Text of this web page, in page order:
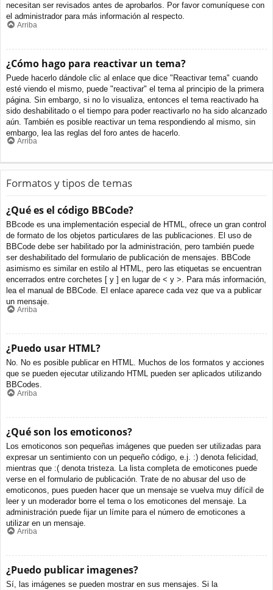
necesitan ser revisados antes de aprobarlos. Por favor comuníquese con
el administrador para más información al respecto.
Arriba
¿Cómo hago para reactivar un tema?
Puede hacerlo dándole clic al enlace que dice "Reactivar tema" cuando
esté viendo el mismo, puede "reactivar" el tema al principio de la primera
página. Sin embargo, si no lo visualiza, entonces el tema reactivado ha
sido deshabilitado o el tiempo para poder reactivarlo no ha sido alcanzado
aún. También es posible reactivar un tema respondiendo al mismo, sin
embargo, lea las reglas del foro antes de hacerlo.
Arriba
Formatos y tipos de temas
¿Qué es el código BBCode?
BBcode es una implementación especial de HTML, ofrece un gran control
de formato de los objetos particulares de las publicaciones. El uso de
BBCode debe ser habilitado por la administración, pero también puede
ser deshabilitado del formulario de publicación de mensajes. BBCode
asimismo es similar en estilo al HTML, pero las etiquetas se encuentran
encerrados entre corchetes [ y ] en lugar de < y >. Para más información,
lea el manual de BBCode. El enlace aparece cada vez que va a publicar
un mensaje.
Arriba
¿Puedo usar HTML?
No. No es posible publicar en HTML. Muchos de los formatos y acciones
que se pueden ejecutar utilizando HTML pueden ser aplicados utilizando
BBCodes.
Arriba
¿Qué son los emoticonos?
Los emoticonos son pequeñas imágenes que pueden ser utilizadas para
expresar un sentimiento con un pequeño código, e.j. :) denota felicidad,
mientras que :( denota tristeza. La lista completa de emoticones puede
verse en el formulario de publicación. Trate de no abusar del uso de
emoticonos, pues pueden hacer que un mensaje se vuelva muy difícil de
leer y un moderador borre el tema o los emoticones del mensaje. La
administración puede fijar un límite para el número de emoticones a
utilizar en un mensaje.
Arriba
¿Puedo publicar imagenes?
Sí, las imágenes se pueden mostrar en sus mensajes. Si la